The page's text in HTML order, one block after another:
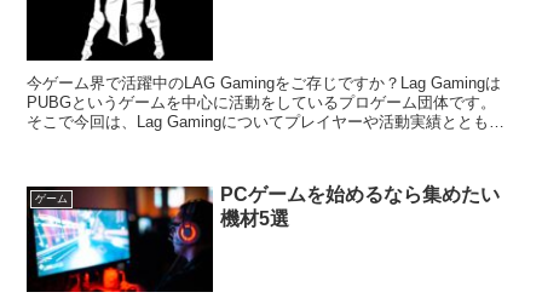
今ゲーム界で活躍中のLAG Gamingをご存じですか？Lag Gamingは
PUBGというゲームを中心に活動をしているプロゲーム団体です。
そこで今回は、Lag Gamingについてプレイヤーや活動実績ととも
ゲーム
PCゲームを始めるなら集めたい
機材5選